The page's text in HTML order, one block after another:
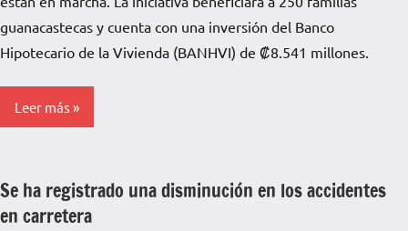
guanacastecas y cuenta con una inversión del Banco
Hipotecario de la Vivienda (BANHVI) de ₡8.541 millones.
Leer más
Se ha registrado una disminución en los accidentes
en carretera